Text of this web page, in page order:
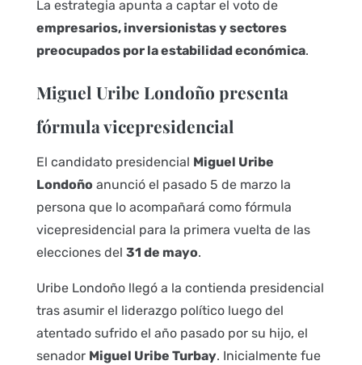
La estrategia apunta a captar el voto de
empresarios, inversionistas y sectores
preocupados por la estabilidad económica.
Miguel Uribe Londoño presenta
fórmula vicepresidencial
El candidato presidencial Miguel Uribe
Londoñoanunció el pasado 5 de marzo la
persona que lo acompañará como fórmula
vicepresidencial para la primera vuelta de las
elecciones del 31 de mayo.
Uribe Londoño llegó a la contienda presidencial
tras asumir el liderazgo político luego del
atentado sufrido el año pasado por su hijo, el
senador Miguel Uribe Turbay. Inicialmente fue